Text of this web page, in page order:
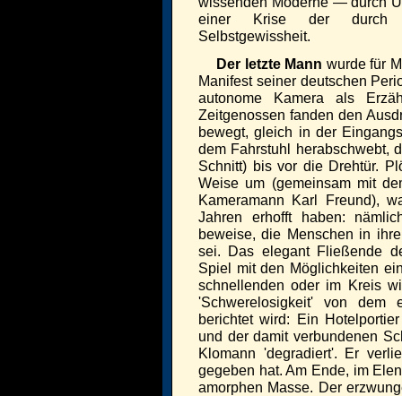
einer Krise der durch
Selbstgewissheit.
Der letzte Mann wurde für
Manifest seiner deutschen
autonome Kamera als
Zeitgenossen fanden den
bewegt, gleich in der
dem Fahrstuhl herabschwebt,
Schnitt) bis vor die Drehtür.
Weise um (gemeinsam mit
Kameramann Karl Freund),
Jahren erhofft haben:
beweise, die Menschen in
sei. Das elegant Fließende
Spiel mit den Möglichkeiten
schnellenden oder im Kreis
'Schwerelosigkeit' von dem
berichtet wird: Ein
und der damit verbundenen
Klomann 'degradiert'. Er
gegeben hat. Am Ende, im
amorphen Masse. Der